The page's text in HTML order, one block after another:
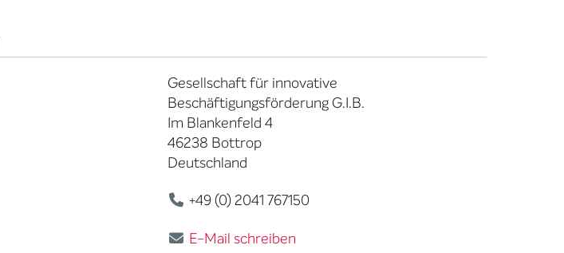
Gesellschaft für innovative
Beschäftigungsförderung G.I.B.
Im Blankenfeld 4
46238 Bottrop
Deutschland
+49 (0) 2041 767150
E-Mail schreiben